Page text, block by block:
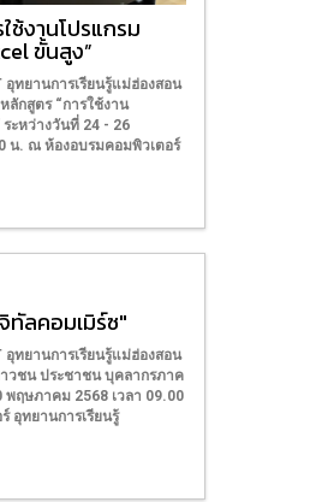
ช้งานโปรแกรม
ขั้นสูง”
ทยานการเรียนรู้แม่ฮ่องสอน
กสูตร “การใช้งาน
ะหว่างวันที่ 24 - 26
น. ณ ห้องอบรมคอมพิวเตอร์
ลคอมเมิร์ซ"
ทยานการเรียนรู้แม่ฮ่องสอน
วชน ประชาชน บุคลากรภาค
พฤษภาคม 2568 เวลา 09.00
อุทยานการเรียนรู้